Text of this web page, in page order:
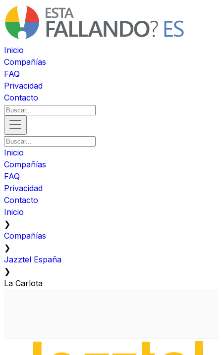
Inicio
Compañías
FAQ
Privacidad
Contacto
Inicio
Compañías
FAQ
Privacidad
Contacto
Inicio
❯
Compañías
❯
Jazztel España
❯
La Carlota